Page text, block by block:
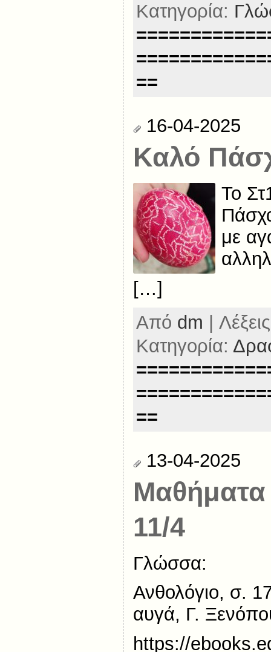
Κατηγορία:
==
16-04-2025
Καλό
Το
με
[…]
Από dm |
Κατηγορία:
==
13-04-2025
11/4
Γλώσσα:
Ανθολόγιο, σ.
αυγά, Γ.
https://